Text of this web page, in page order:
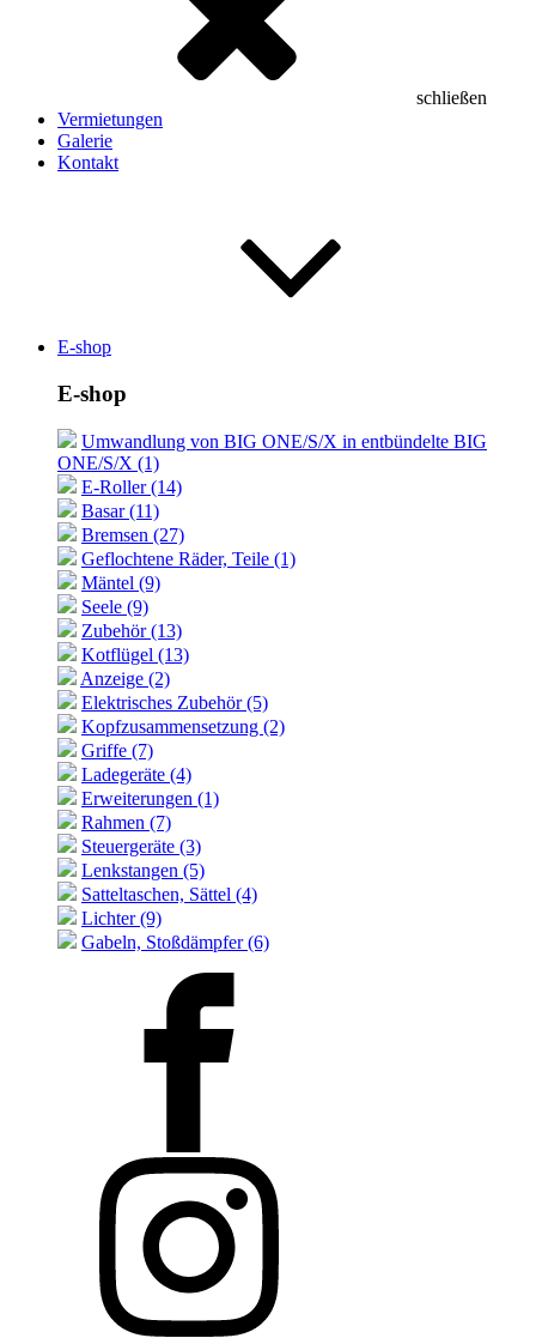
schließen
Vermietungen
Galerie
Kontakt
E-shop
E-shop
Umwandlung von BIG ONE/S/X in entbündelte BIG
ONE/S/X (1)
E-Roller (14)
Basar (11)
Bremsen (27)
Geflochtene Räder, Teile (1)
Mäntel (9)
Seele (9)
Zubehör (13)
Kotflügel (13)
Anzeige (2)
Elektrisches Zubehör (5)
Kopfzusammensetzung (2)
Griffe (7)
Ladegeräte (4)
Erweiterungen (1)
Rahmen (7)
Steuergeräte (3)
Lenkstangen (5)
Satteltaschen, Sättel (4)
Lichter (9)
Gabeln, Stoßdämpfer (6)